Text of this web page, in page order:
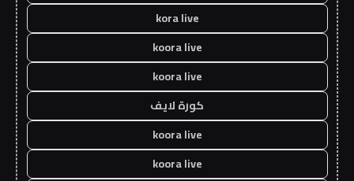
kora live
koora live
koora live
كورة لايف
koora live
koora live